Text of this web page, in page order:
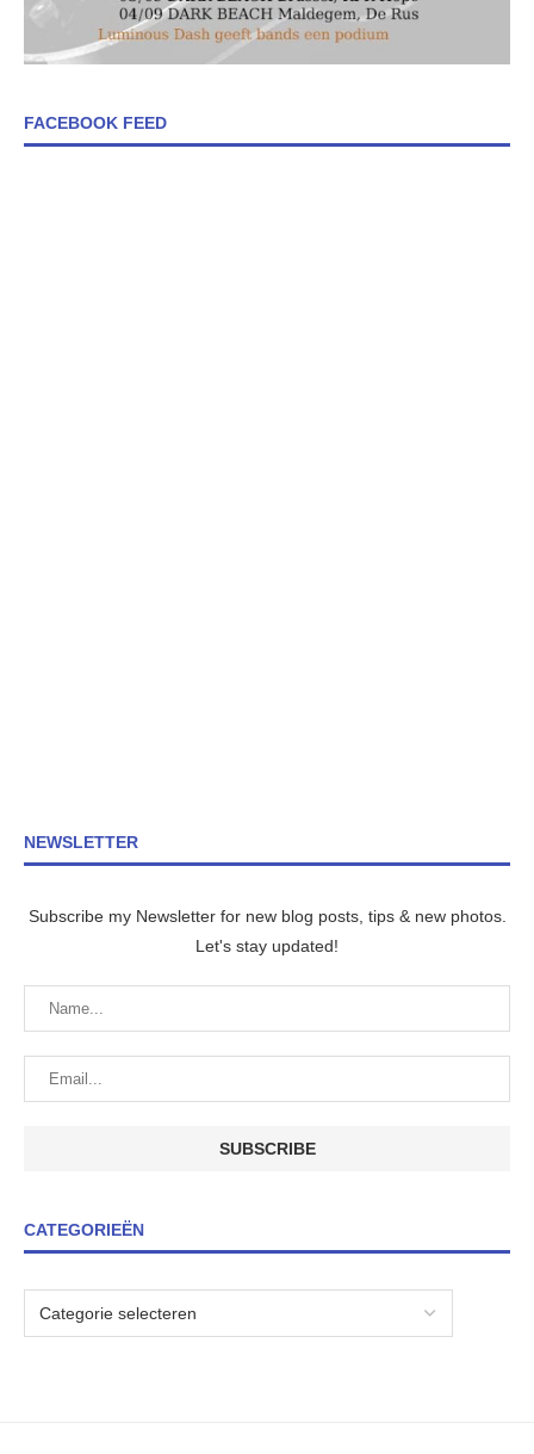
FACEBOOK FEED
NEWSLETTER
Subscribe my Newsletter for new blog posts, tips & new photos.
Let's stay updated!
CATEGORIEËN